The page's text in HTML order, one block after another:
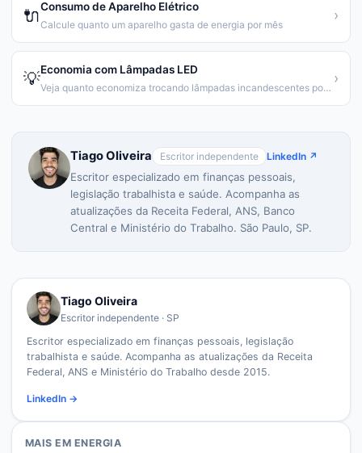
🔌Consumo de Aparelho Elétrico
Calcule quanto um aparelho gasta de energia por mês
›
💡Economia com Lâmpadas LED
Veja quanto economiza trocando lâmpadas incandescentes por LED
›
Tiago Oliveira Escritor independente LinkedIn ↗
Escritor especializado em finanças pessoais,
legislação trabalhista e saúde. Acompanha as
atualizações da Receita Federal, ANS, Banco
Central e Ministério do Trabalho. São Paulo, SP.
Tiago Oliveira
Escritor independente · SP
Escritor especializado em finanças pessoais, legislação
trabalhista e saúde. Acompanha as atualizações da Receita
Federal, ANS e Ministério do Trabalho desde 2015.
LinkedIn →
MAIS EM ENERGIA